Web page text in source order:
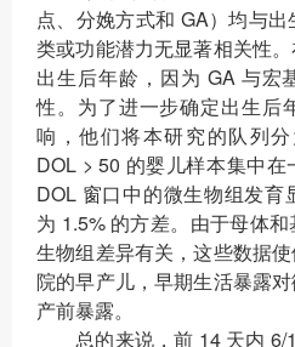
点、分娩方式和 GA）均与
类或功能潜力无显著相关性
出生后年龄，因为 GA 与宏
性。为了进一步确定出生后
响，他们将本研究的队列
DOL > 50 的婴儿样本集中
DOL 窗口中的微生物组发
为 1.5% 的方差。由于母体
生物组差异有关，这些数据
院的早产儿，早期生活暴露
产前暴露。
总的来说，前 14 天内